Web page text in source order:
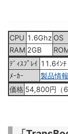
CPU 1.6Ghz OS
RAM 2GB
ﾃﾞｨｽﾌﾟﾚｲ 11.6ｲﾝﾁ
ﾒｰｶｰ
製品情報
価格 54,800円（